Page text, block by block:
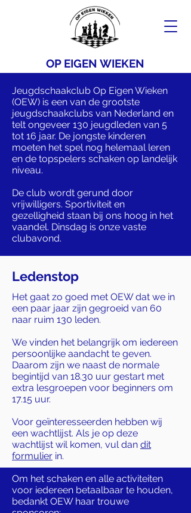
OP EIGEN WIEKEN
Jeugdschaakclub Op Eigen Wieken
(OEW) is een van de grootste
jeugdschaakclubs van Nederland en
telt ongeveer 130 jeugdleden van 5
tot 16 jaar. De jongste kinderen
moeten het spel nog helemaal leren
en de topspelers schaken op landelijk
niveau.
De club wordt gerund door
vrijwilligers. Sportiviteit en
gezelligheid staan bij ons hoog in het
vaandel. Dinsdag is onze vaste
clubavond.
Ledenstop
Het gaat zo goed met OEW dat we in
een paar jaar zijn gegroeid van 60
naar ruim 130 leden.
We vinden het belangrijk om iedereen
persoonlijke aandacht te geven.
Daarom zijn we naast de normale
begintijd van 18.30 uur gestart met
extra lesgroepen voor beginners om
17.15 uur.
Voor geïnteresseerden hebben wij
een wachtlijst. Als je op deze
wachtlijst wil komen, vul dan dit
formulier in.
Om het schaken en alle activiteiten
voor iedereen betaalbaar te houden,
bedankt OEW haar trouwe